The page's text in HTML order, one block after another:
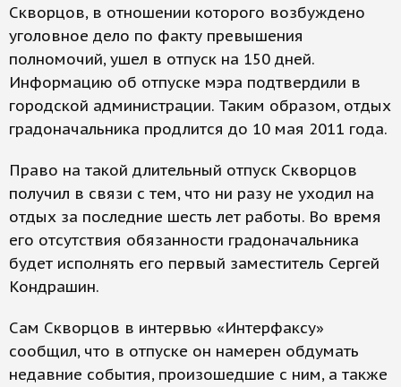
Скворцов, в отношении которого возбуждено
уголовное дело по факту превышения
полномочий, ушел в отпуск на 150 дней.
Информацию об отпуске мэра подтвердили в
городской администрации. Таким образом, отдых
градоначальника продлится до 10 мая 2011 года.
Право на такой длительный отпуск Скворцов
получил в связи с тем, что ни разу не уходил на
отдых за последние шесть лет работы. Во время
его отсутствия обязанности градоначальника
будет исполнять его первый заместитель Сергей
Кондрашин.
Сам Скворцов в интервью «Интерфаксу»
сообщил, что в отпуске он намерен обдумать
недавние события, произошедшие с ним, а также